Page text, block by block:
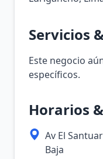
Servicios
Este negocio
específicos.
Horarios
Av El
Baja